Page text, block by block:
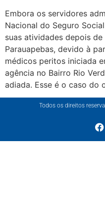
Embora os servidores
Nacional do Seguro
suas atividades depois
Parauapebas, devido à
médicos peritos iniciada
agência no Bairro Rio
adiada. Esse é o caso do
Todos os direitos